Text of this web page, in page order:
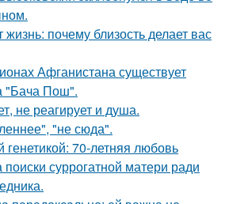
почему близость делает вас
Афганистана существует
"Бача Пош".
не реагирует и душа.
"не сюда".
70-летняя любовь
суррогатной матери ради